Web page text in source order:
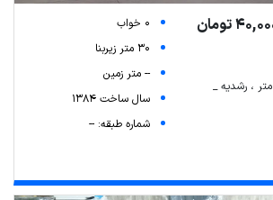
فروش مغازه تبریز ، ۳۰ متر ، رشدیه _
0 خواب
30 متر زیربنا
-- متر زمین
سال ساخت 1384
شماره طبقه: --